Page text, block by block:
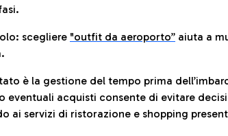
scegliere "outfit da aeroporto” aiuta a
è la gestione del tempo prima
eventuali acquisti consente di evitare
ai servizi di ristorazione e shopping